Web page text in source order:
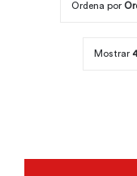
Ordena por
Mostrar